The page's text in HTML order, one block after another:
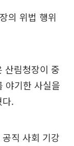
의 위법 행위
산림청장이 중
야기한 사실을
.
직 사회 기강